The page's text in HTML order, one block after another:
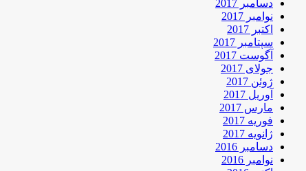
دسامبر 2017
نوامبر 2017
اکتبر 2017
سپتامبر 2017
آگوست 2017
جولای 2017
ژوئن 2017
آوریل 2017
مارس 2017
فوریه 2017
ژانویه 2017
دسامبر 2016
نوامبر 2016